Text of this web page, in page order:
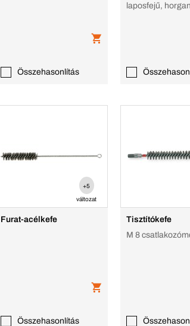
Összehasonlítás
laposfejű,
+5
változat
Furat-acélkefe
Összehasonlítás
Tisztítókefe
M 8